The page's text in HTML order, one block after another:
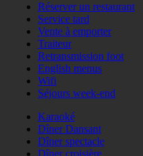
Réserver un restaurant
Service tard
Vente à emporter
Traiteur
Retransmission foot
English menus
Wifi
Séjours week-end
Karaoké
Dîner Dansant
Dîner spectacle
Dîner croisière